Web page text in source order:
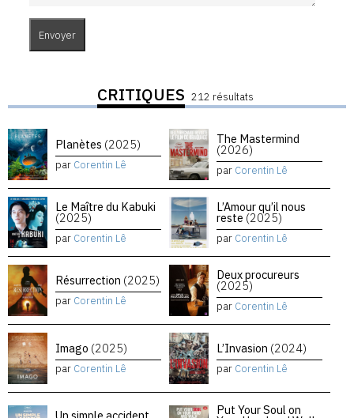
CRITIQUES 212 résultats
Planètes (2025)
par Corentin Lê
The Mastermind
(2026)
par Corentin Lê
Le Maître du Kabuki
(2025)
par Corentin Lê
L’Amour qu’il nous
reste (2025)
par Corentin Lê
Résurrection (2025)
par Corentin Lê
Deux procureurs
(2025)
par Corentin Lê
Imago (2025)
par Corentin Lê
L’Invasion (2024)
par Corentin Lê
Put Your Soul on